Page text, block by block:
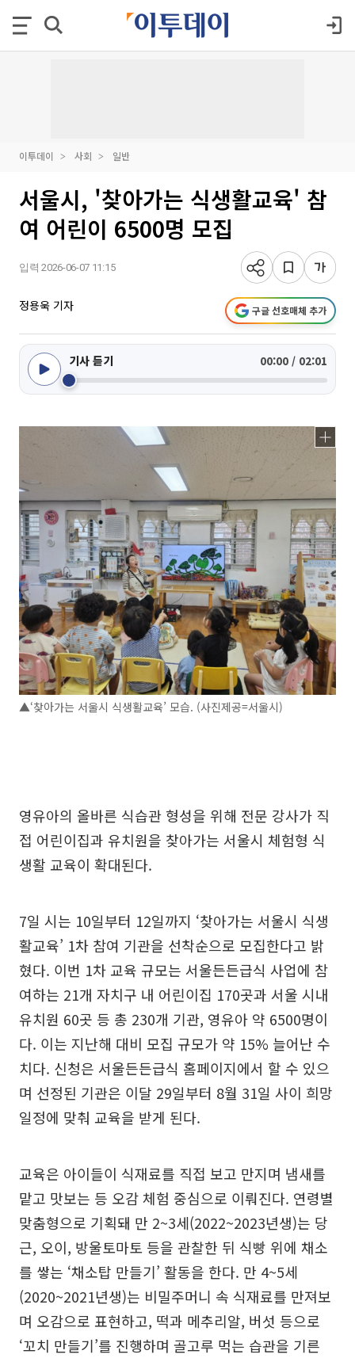
이투데이 사회 일반
서울시, '찾아가는 식생활교육' 참
여 어린이 6500명 모집
입력 2026-06-07 11:15
정용욱 기자 구글 선호매체 추가
기사 듣기 00:00 / 02:01
▲‘찾아가는 서울시 식생활교육’ 모습. (사진제공=서울시)
영유아의 올바른 식습관 형성을 위해 전문 강사가 직
접 어린이집과 유치원을 찾아가는 서울시 체험형 식
생활 교육이 확대된다.
7일 시는 10일부터 12일까지 ‘찾아가는 서울시 식생
활교육’ 1차 참여 기관을 선착순으로 모집한다고 밝
혔다. 이번 1차 교육 규모는 서울든든급식 사업에 참
여하는 21개 자치구 내 어린이집 170곳과 서울 시내
유치원 60곳 등 총 230개 기관, 영유아 약 6500명이
다. 이는 지난해 대비 모집 규모가 약 15% 늘어난 수
치다. 신청은 서울든든급식 홈페이지에서 할 수 있으
며 선정된 기관은 이달 29일부터 8월 31일 사이 희망
일정에 맞춰 교육을 받게 된다.
교육은 아이들이 식재료를 직접 보고 만지며 냄새를
맡고 맛보는 등 오감 체험 중심으로 이뤄진다. 연령별
맞춤형으로 기획돼 만 2~3세(2022~2023년생)는 당
근, 오이, 방울토마토 등을 관찰한 뒤 식빵 위에 채소
를 쌓는 ‘채소탑 만들기’ 활동을 한다. 만 4~5세
(2020~2021년생)는 비밀주머니 속 식재료를 만져보
며 오감으로 표현하고, 떡과 메추리알, 버섯 등으로
‘꼬치 만들기’를 진행하며 골고루 먹는 습관을 기른